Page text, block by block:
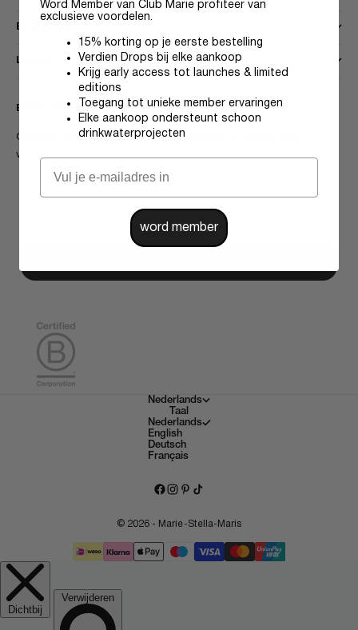
BUSINESS
LEGAL
Enter the World of Marie-Stella-Maris
Ontvang 15% korting op je eerste bestelling en ontdek onze
verfijnde home & body essentials.
Nederlands
Taal
Nederlands
English
Deutsch
Français
© 2026 - Marie-Stella-Maris
Word Member van Club Marie profiteer van
exclusieve voordelen.
15% korting op je eerste bestelling
Verdien Drops bij elke aankoop
Krijg early access tot launches & limited
editions
Toegang tot unieke member ervaringen
Elke aankoop ondersteunt schoon
drinkwaterprojecten
word member